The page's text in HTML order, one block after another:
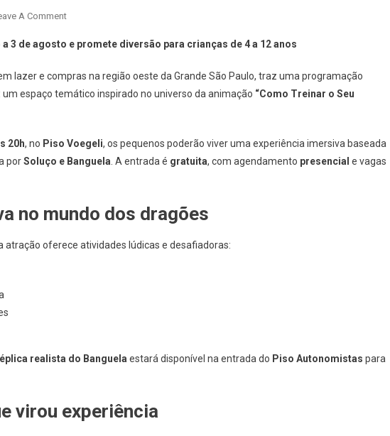
A CommentOn
Shopping
De
Osasco
Temático
De
O
Dragão”
3 de agosto e promete diversão para crianças de 4 a 12 anos
lazer e compras na região oeste da Grande São Paulo, traz uma programação
espaço temático inspirado no universo da animação “Como Treinar o Seu
20h, no Piso Voegeli, os pequenos poderão viver uma experiência imersiva baseada
porSoluço e Banguela . A entrada é gratuita, com agendamento presencial e vagas
no mundo dos dragões
atração oferece atividades lúdicas e desafiadoras:
realista do Banguela estará disponível na entrada do Piso Autonomistas para
virou experiência